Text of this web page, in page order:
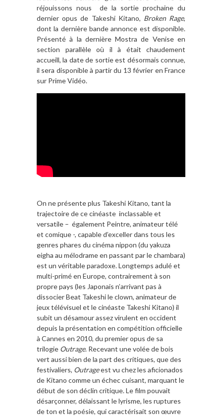
réjouissons nous de la sortie prochaine du
dernier opus de Takeshi Kitano, Broken Rage,
dont la dernière bande annonce est disponible.
Présenté à la dernière Mostra de Venise en
section parallèle où il à était chaudement
accueill, la date de sortie est désormais connue,
il sera disponible à partir du 13 février en France
sur Prime Vidéo.
On ne présente plus Takeshi Kitano, tant la
trajectoire de ce cinéaste inclassable et
versatile – également Peintre, animateur télé
et comique -, capable d’exceller dans tous les
genres phares du cinéma nippon (du yakuza
eigha au mélodrame en passant par le chambara)
est un véritable paradoxe. Longtemps adulé et
multi-primé en Europe, contrairement à son
propre pays (les Japonais n’arrivant pas à
dissocier Beat Takeshi le clown, animateur de
jeux télévisuel et le cinéaste Takeshi Kitano) il
subit un désamour assez virulent en occident
depuis la présentation en compétition officielle
à Cannes en 2010, du premier opus de sa
trilogie Outrage. Recevant une volée de bois
vert aussi bien de la part des critiques, que des
festivaliers, Outrageest vu chez les aficionados
de Kitano comme un échec cuisant, marquant le
début de son déclin critique. Le film pouvait
désarçonner, délaissant le lyrisme, les ruptures
de ton et la poésie, qui caractérisait son œuvre